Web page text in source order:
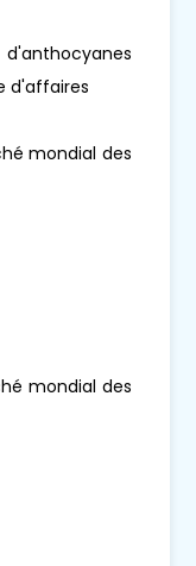
d'affaires
mondial des
mondial des